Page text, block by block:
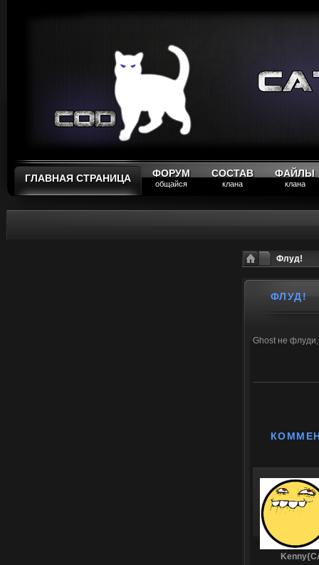
ГЛАВНАЯ СТРАНИЦА ФОРУМ
общайся
СОСТАВ
клана
ФАЙЛЫ
клана
Флуд!
ФЛУД!
Ghost не